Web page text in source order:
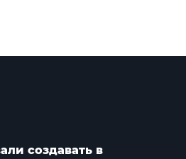
создавать в